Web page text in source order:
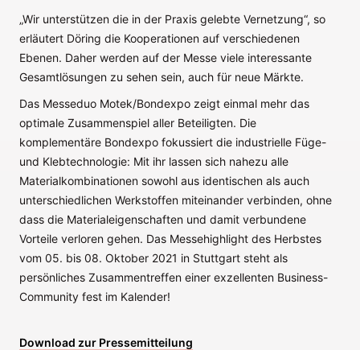
„Wir unterstützen die in der Praxis gelebte Vernetzung“, so
erläutert Döring die Kooperationen auf verschiedenen
Ebenen. Daher werden auf der Messe viele interessante
Gesamtlösungen zu sehen sein, auch für neue Märkte.
Das Messeduo Motek/Bondexpo zeigt einmal mehr das
optimale Zusammenspiel aller Beteiligten. Die
komplementäre Bondexpo fokussiert die industrielle Füge-
und Klebtechnologie: Mit ihr lassen sich nahezu alle
Materialkombinationen sowohl aus identischen als auch
unterschiedlichen Werkstoffen miteinander verbinden, ohne
dass die Materialeigenschaften und damit verbundene
Vorteile verloren gehen. Das Messehighlight des Herbstes
vom 05. bis 08. Oktober 2021 in Stuttgart steht als
persönliches Zusammentreffen einer exzellenten Business-
Community fest im Kalender!
Download zur Pressemitteilung